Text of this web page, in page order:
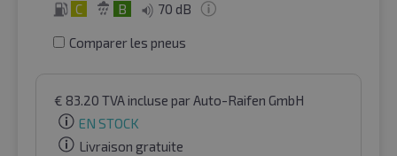
C B 70 dB
Comparer les pneus
€ 83.20 TVA incluse par Auto-Raifen GmbH
EN STOCK
Livraison gratuite